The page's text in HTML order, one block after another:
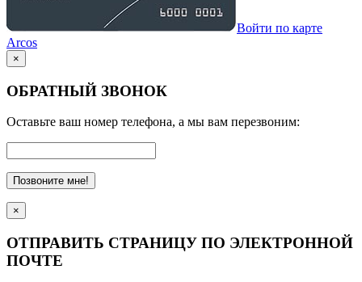
Войти по карте
Arcos
×
ОБРАТНЫЙ ЗВОНОК
Оставьте ваш номер телефона, а мы вам перезвоним:
Позвоните мне!
×
ОТПРАВИТЬ СТРАНИЦУ ПО ЭЛЕКТРОННОЙ
ПОЧТЕ